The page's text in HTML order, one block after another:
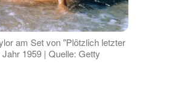
am Set von "Plötzlich letzter
1959 | Quelle: Getty